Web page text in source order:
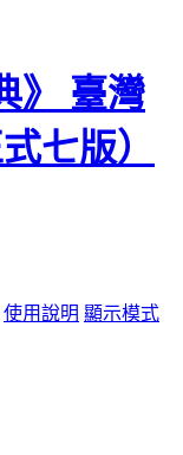
使用說明 顯示模式